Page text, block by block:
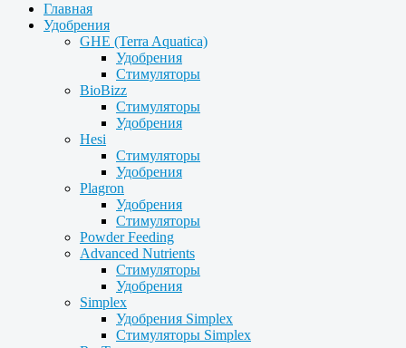
Главная
Удобрения
GHE (Terra Aquatica)
Удобрения
Стимуляторы
BioBizz
Стимуляторы
Удобрения
Hesi
Стимуляторы
Удобрения
Plagron
Удобрения
Стимуляторы
Powder Feeding
Advanced Nutrients
Стимуляторы
Удобрения
Simplex
Удобрения Simplex
Стимуляторы Simplex